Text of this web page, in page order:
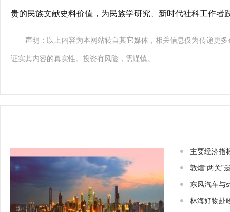
贵的民族文献史料价值，为民族学研究、新时代社科工作者
声明：以上内容为本网站转自其它媒体，相关信息仅为传递更
证实其内容的真实性。投资有风险，需谨慎。
主要经济指
敦煌“两关”
东风汽车与
林海好物赴